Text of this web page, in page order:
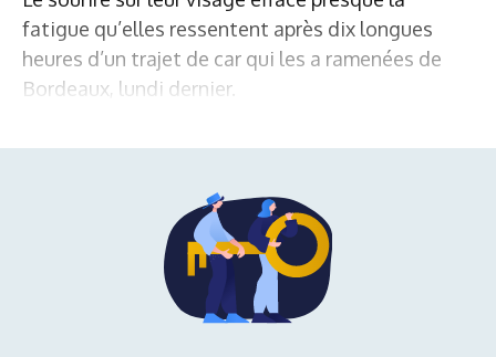
fatigue qu’elles ressentent après dix longues
heures d’un trajet de car qui les a ramenées de
Bordeaux, lundi dernier.